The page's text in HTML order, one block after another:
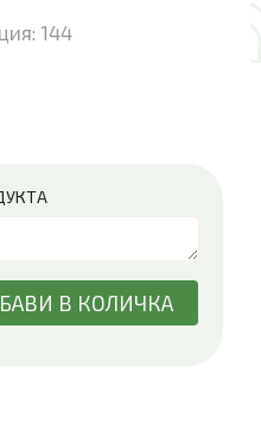
144
В КОЛИЧКА